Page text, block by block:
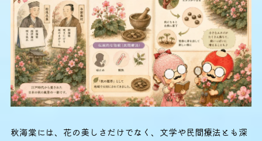
秋海棠には、花の美しさだけでなく、文学や民間療法とも深